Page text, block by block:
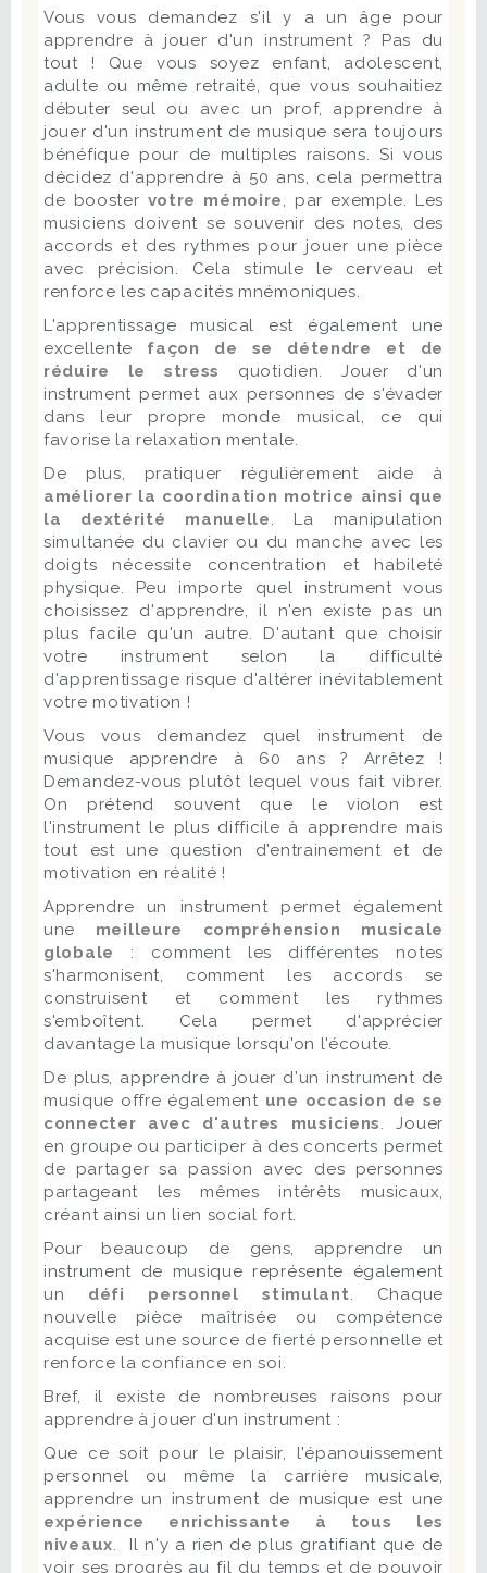
Vous vous demandez s'il y a un âge pour
apprendre à jouer d'un instrument ? Pas du
tout ! Que vous soyez enfant, adolescent,
adulte ou même retraité, que vous souhaitiez
débuter seul ou avec un prof, apprendre à
jouer d'un instrument de musique sera toujours
bénéfique pour de multiples raisons. Si vous
décidez d'apprendre à 50 ans, cela permettra
de booster votre mémoire
, par exemple. Les
musiciens doivent se souvenir des notes, des
accords et des rythmes pour jouer une pièce
avec précision. Cela stimule le cerveau et
renforce les capacités mnémoniques.
L'apprentissage musical est également une
excellente façon de se détendre et de
réduire le stress
quotidien. Jouer d'un
instrument permet aux personnes de s'évader
dans leur propre monde musical, ce qui
favorise la relaxation mentale.
De plus, pratiquer régulièrement aide à
améliorer la coordination motrice ainsi que
la dextérité manuelle
. La manipulation
simultanée du clavier ou du manche avec les
doigts nécessite concentration et habileté
physique. Peu importe quel instrument vous
choisissez d'apprendre, il n'en existe pas un
plus facile qu'un autre. D'autant que choisir
votre instrument selon la difficulté
d'apprentissage risque d'altérer inévitablement
votre motivation !
Vous vous demandez quel instrument de
musique apprendre à 60 ans ? Arrêtez !
Demandez-vous plutôt lequel vous fait vibrer.
On prétend souvent que le violon est
l'instrument le plus difficile à apprendre mais
tout est une question d'entrainement et de
motivation en réalité !
Apprendre un instrument permet également
une meilleure compréhension musicale
globale : comment les différentes notes
s'harmonisent, comment les accords se
construisent et comment les rythmes
s'emboîtent. Cela permet d'apprécier
davantage la musique lorsqu'on l'écoute.
De plus, apprendre à jouer d'un instrument de
musique offre également une occasion de se
connecter avec d'autres musiciens
. Jouer
en groupe ou participer à des concerts permet
de partager sa passion avec des personnes
partageant les mêmes intérêts musicaux,
créant ainsi un lien social fort.
Pour beaucoup de gens, apprendre un
instrument de musique représente également
un défi personnel stimulant . Chaque
nouvelle pièce maîtrisée ou compétence
acquise est une source de fierté personnelle et
renforce la confiance en soi.
Bref, il existe de nombreuses raisons pour
apprendre à jouer d'un instrument :
Que ce soit pour le plaisir, l'épanouissement
personnel ou même la carrière musicale,
apprendre un instrument de musique est une
expérience enrichissante à tous les
niveaux . Il n'y a rien de plus gratifiant que de
voir ses progrès au fil du temps et de pouvoir